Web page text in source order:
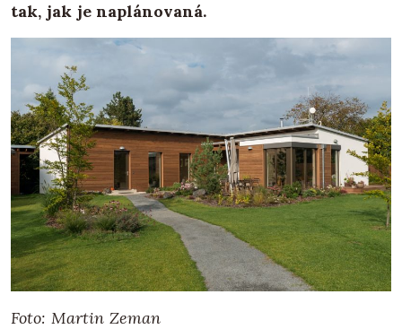
tak, jak je naplánovaná.
Foto: Martin Zeman